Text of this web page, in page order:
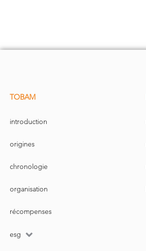
TOBAM
introduction
origines
chronologie
organisation
récompenses
esg